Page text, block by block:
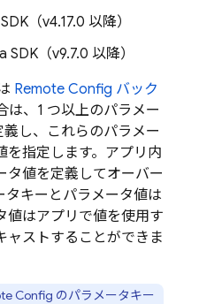
（v4.17.0 以降）
（v9.7.0 以降）
Remote Config バック
は、1 つ以上のパラメー
し、これらのパラメー
を指定します。アプリ内
タ値を定義してオーバー
タキーとパラメータ値は
値はアプリで値を使用す
ャストすることができま
Config のパラメータキー